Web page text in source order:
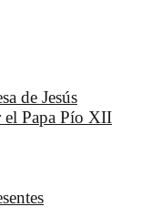
de Jesús
el Papa Pío XII